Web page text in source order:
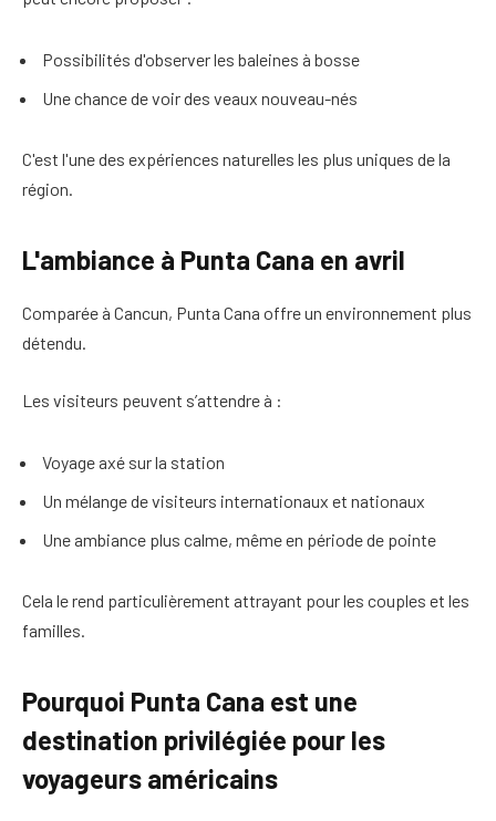
Possibilités d'observer les baleines à bosse
Une chance de voir des veaux nouveau-nés
C'est l'une des expériences naturelles les plus uniques de la
région.
L'ambiance à Punta Cana en avril
Comparée à Cancun, Punta Cana offre un environnement plus
détendu.
Les visiteurs peuvent s’attendre à :
Voyage axé sur la station
Un mélange de visiteurs internationaux et nationaux
Une ambiance plus calme, même en période de pointe
Cela le rend particulièrement attrayant pour les couples et les
familles.
Pourquoi Punta Cana est une
destination privilégiée pour les
voyageurs américains